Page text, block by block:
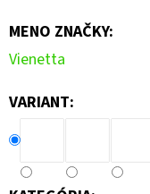
MENO ZNAČKY:
Vienetta
VARIANT: